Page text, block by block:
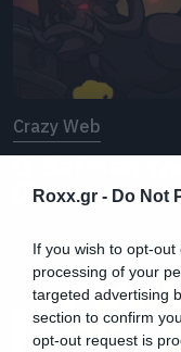
Roxx.gr - Do Not
If you wish to opt-
processing of your
targeted advertising
section to confirm
opt-out request is
Crazy Web
O Batman
(ξανά)